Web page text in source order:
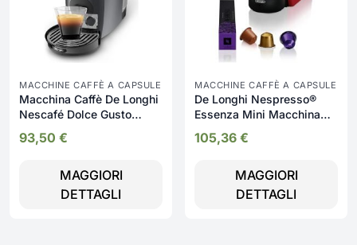
MACCHINE CAFFÈ A CAPSULE
Macchina Caffè De Longhi
Nescafé Dolce Gusto
Nero - EDG426.GY
93,50 €
MAGGIORI
DETTAGLI
MACCHINE CAFFÈ A CAPSULE
De Longhi Nespresso®
Essenza Mini Macchina
Rosso -EN85.R
105,36 €
MAGGIORI
DETTAGLI